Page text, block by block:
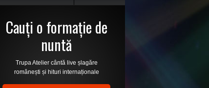
Cauți o formație de
nuntă
Trupa Atelier cântă live șlagăre
românești și hituri internaționale